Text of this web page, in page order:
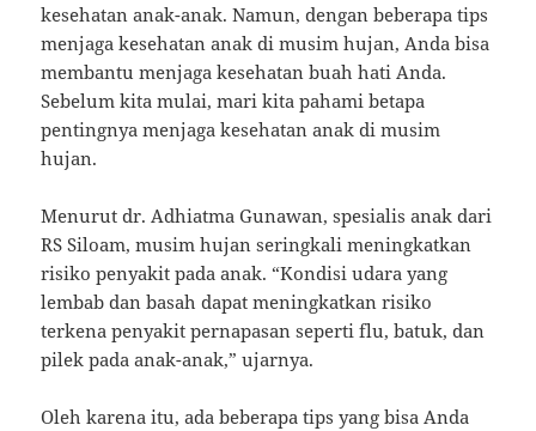
kesehatan anak-anak. Namun, dengan beberapa tips
menjaga kesehatan anak di musim hujan, Anda bisa
membantu menjaga kesehatan buah hati Anda.
Sebelum kita mulai, mari kita pahami betapa
pentingnya menjaga kesehatan anak di musim
hujan.
Menurut dr. Adhiatma Gunawan, spesialis anak dari
RS Siloam, musim hujan seringkali meningkatkan
risiko penyakit pada anak. “Kondisi udara yang
lembab dan basah dapat meningkatkan risiko
terkena penyakit pernapasan seperti flu, batuk, dan
pilek pada anak-anak,” ujarnya.
Oleh karena itu, ada beberapa tips yang bisa Anda